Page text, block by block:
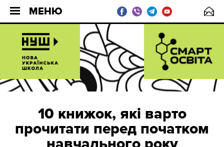
МЕНЮ
10 книжок, які варто
прочитати перед початком